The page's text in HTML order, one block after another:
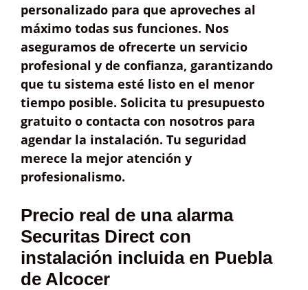
personalizado para que aproveches al
máximo todas sus funciones. Nos
aseguramos de ofrecerte un servicio
profesional y de confianza, garantizando
que tu sistema esté listo en el menor
tiempo posible. Solicita tu presupuesto
gratuito o contacta con nosotros para
agendar la instalación. Tu seguridad
merece la mejor atención y
profesionalismo.
Precio real de una alarma
Securitas Direct con
instalación incluida en Puebla
de Alcocer